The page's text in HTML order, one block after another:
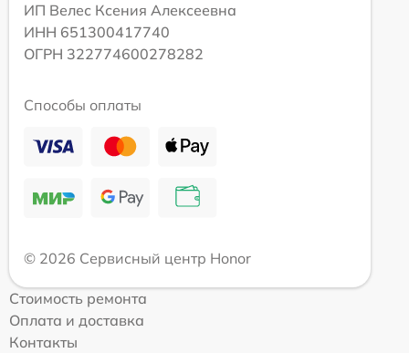
ИП Велес Ксения Алексеевна
ИНН 651300417740
ОГРН 322774600278282
Способы оплаты
© 2026 Сервисный центр Honor
Стоимость ремонта
Оплата и доставка
Контакты